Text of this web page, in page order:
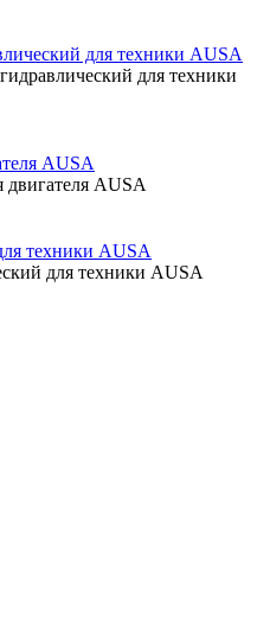
для техники AUSA
для техники
AUSA
AUSA
техники AUSA
для техники AUSA